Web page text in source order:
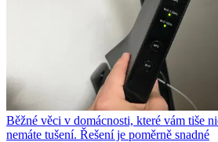
Běžné věci v domácnosti, které vám tiše
nemáte tušení. Řešení je poměrně snadné